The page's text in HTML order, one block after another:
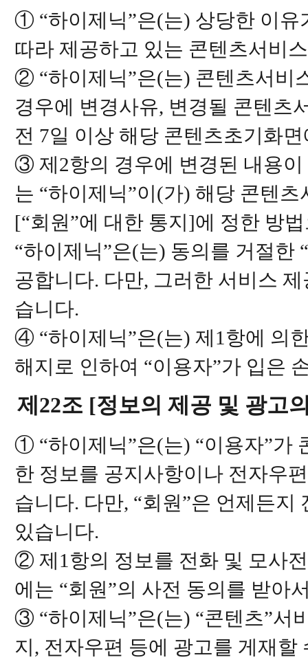
① “하이제닉”은(는) 상당한 이유
따라 제공하고 있는 콘텐츠서비
② “하이제닉”은(는) 콘텐츠서비
경우에 변경사유, 변경될 콘텐츠
전 7일 이상 해당 콘텐츠초기화
③ 제2항의 경우에 변경된 내용이
는 “하이제닉”이(가) 해당 콘텐
[“회원”에 대한 통지]에 정한 방
“하이제닉”은(는) 동의를 거절한
공합니다. 다만, 그러한 서비스
습니다.
④ “하이제닉”은(는) 제1항에 의
해지로 인하여 “이용자”가 입은
제22조 [정보의 제공 및 광고
① “하이제닉”은(는) “이용자”가
한 정보를 공지사항이나 전자우
습니다. 다만, “회원”은 언제든
있습니다.
② 제1항의 정보를 전화 및 모사
에는 “회원”의 사전 동의를 받아
③ “하이제닉”은(는) “콘텐츠”서
지, 전자우편 등에 광고를 게재